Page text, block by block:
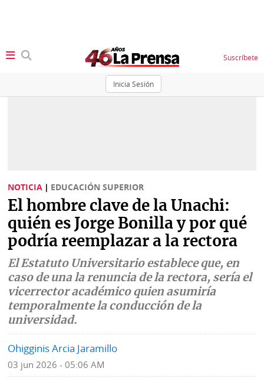
Inicia Sesión
Suscríbete
Sociedad
Judiciales
Política
Economía
Mundo
Deportes
Tecnología
Ponle
Status
K
Vivir+
Opinión
Blogs
Videos
Fe
NOTICIA | EDUCACIÓN SUPERIOR
El hombre clave de la Unachi:
quién es Jorge Bonilla y por qué
podría reemplazar a la rectora
El Estatuto Universitario establece que, en
caso de una la renuncia de la rectora, sería el
vicerrector académico quien asumiría
temporalmente la conducción de la
universidad.
Ohigginis Arcia Jaramillo
03 jun 2026 - 05:06 AM